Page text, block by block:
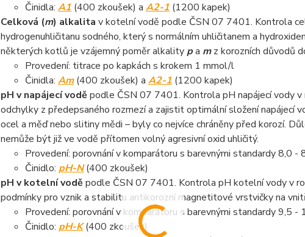
Činidla: A1 (400 zkoušek) a A2-1 (1200 kapek)
Celková (m) alkalita v kotelní vodě podle ČSN 07 7401. Kontrola
hydrogenuhličitanu sodného, který s normálním uhličitanem a
některých kotlů je vzájemný poměr alkality pa mz korozních důvodů
Provedení: titrace po kapkách s krokem 1 mmol/l
Činidla: Am(400 zkoušek) a A2-1 (1200 kapek)
pH v napájecí vodě podle ČSN 07 7401. Kontrola pH napájecí vody
odchylky z předepsaného rozmezí a zajistit optimální složení napájecí
ocel a měď nebo slitiny mědi – byly co nejvíce chráněny před korozí.
nemůže být již ve vodě přítomen volný agresivní oxid uhličitý.
Provedení: porovnání v komparátoru s barevnými standardy 8,0
Činidlo: pH-N (400 zkoušek)
pH v kotelní vodě podle ČSN 07 7401. Kontrola pH kotelní vody v
podmínky pro vznik a stabilitu antikorozní magnetitové vrstvičky na
Provedení: porovnání v komparátoru s barevnými standardy 9,5
Činidlo: pH-K (400 zkoušek)